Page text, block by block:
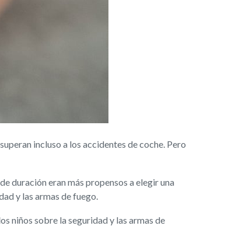
incluso a los accidentes de coche. Pero
duración eran más propensos a elegir una
y las armas de fuego.
niños sobre la seguridad y las armas de